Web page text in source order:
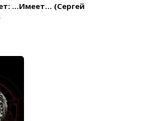
…Имеет… (Сергей